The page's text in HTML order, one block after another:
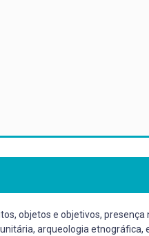
objetos e objetivos, presença
arqueologia etnográfica,